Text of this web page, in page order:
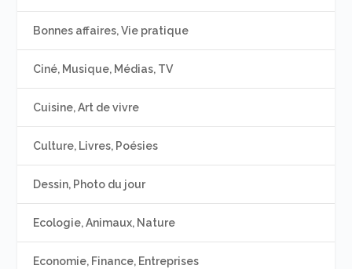
Bonnes affaires, Vie pratique
Ciné, Musique, Médias, TV
Cuisine, Art de vivre
Culture, Livres, Poésies
Dessin, Photo du jour
Ecologie, Animaux, Nature
Economie, Finance, Entreprises